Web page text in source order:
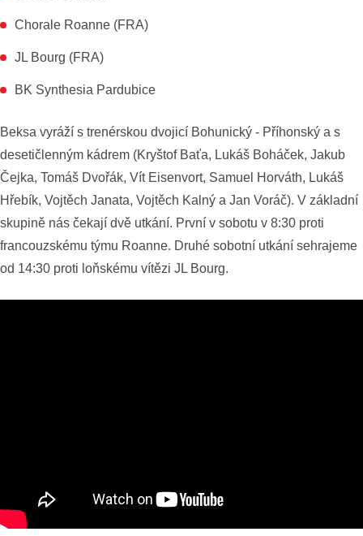
Chorale Roanne (FRA)
JL Bourg (FRA)
BK Synthesia Pardubice
Beksa vyráží s trenérskou dvojicí Bohunický - Příhonský a s
desetičlenným kádrem (Kryštof Baťa, Lukáš Boháček, Jakub
Čejka, Tomáš Dvořák, Vít Eisenvort, Samuel Horváth, Lukáš
Hřebík, Vojtěch Janata, Vojtěch Kalný a Jan Voráč). V základní
skupině nás čekají dvě utkání. První v sobotu v 8:30 proti
francouzskému týmu Roanne. Druhé sobotní utkání sehrajeme
od 14:30 proti loňskému vítězi JL Bourg.